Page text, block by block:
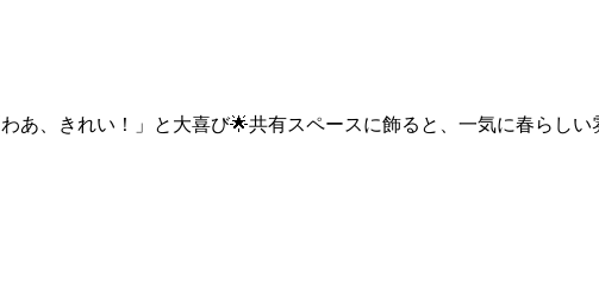
あ、きれい！」と大喜び🌟共有スペースに飾ると、一気に春らし